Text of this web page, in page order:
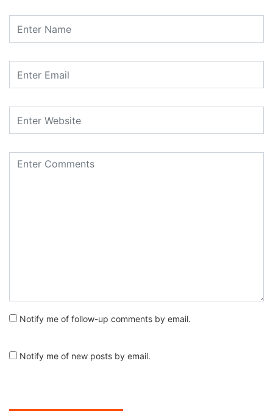
Notify me of follow-up comments by email.
Notify me of new posts by email.